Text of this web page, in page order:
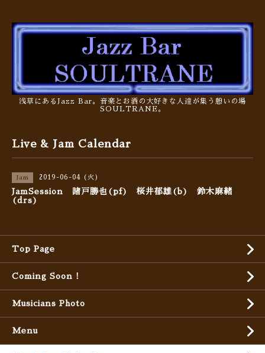
浅草にあるJazz Bar。音楽とお酒の大好きな人達が集う憩いの場
SOULTRANE。
Live & Jam Calendar
Jam 2019-06-04 (火)
JamSession 諸戸勝也(pf) 桜井郁雄(b) 鈴木麻緒
(drs)
Top Page
Coming Soon !
Musicians Photo
Menu